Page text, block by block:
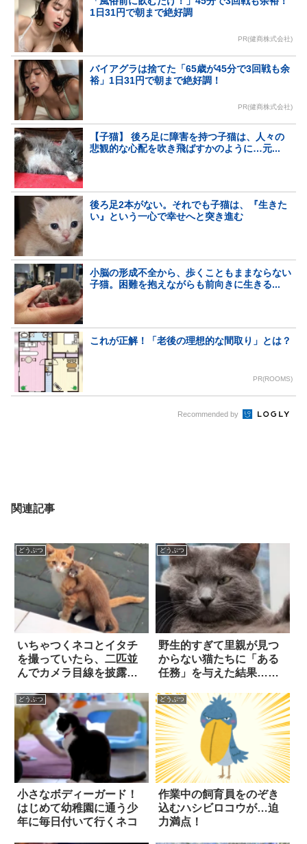
1日31円で朝まで絶好調
PR(健商株式会社)
バイアグラは捨てた「65歳が45分で3回戦も余
裕」1日31円で朝まで絶好調！
PR(健商株式会社)
【子猫】 後ろ足に障害を持つ子猫は、人々の
悲観的な心配を吹き飛ばすかのように…元...
後ろ足2本がない。それでも子猫は、『生きた
い』という一心で幸せへと突き進む
小脳の形成不全から、歩くこともままならない
子猫。困難を抱えながらも前向きに生きる...
これが正解！「老後の理想的な間取り」とは？
PR(ROOMS)
Recommended by
関連記事
どうぶつ
いちゃつくネコとイタチ
を撮っていたら、二匹並
んでカメラ目線を披露し
どうぶつ
野生的すぎて里親が見つ
からない猫たちに「ある
任務」を与えた結果…み
どうぶつ
小さなボディーガード！
はじめて幼稚園に通う少
年に毎日付いて行くネコ
どうぶつ
作業中の飼育員をのぞき
込むハシビロコウが…迫
力満点！